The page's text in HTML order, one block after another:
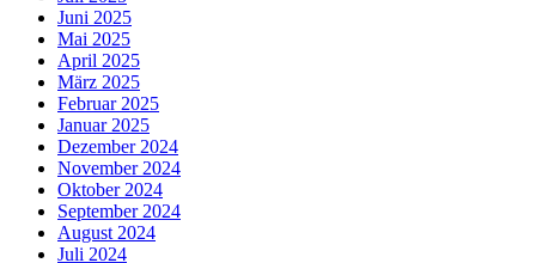
Juni 2025
Mai 2025
April 2025
März 2025
Februar 2025
Januar 2025
Dezember 2024
November 2024
Oktober 2024
September 2024
August 2024
Juli 2024